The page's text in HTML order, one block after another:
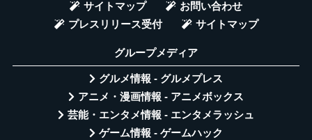
サイトマップ
お問い合わせ
プレスリリース受付
サイトマップ
グループメディア
グルメ情報 - グルメプレス
アニメ・漫画情報 - アニメボックス
芸能・エンタメ情報 - エンタメラッシュ
ゲーム情報 - ゲームハック